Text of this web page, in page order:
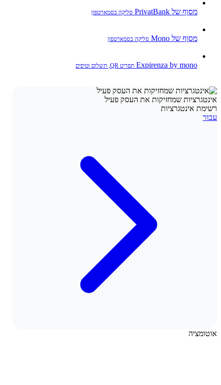
מסוף של PrivatBank סליקה בסמארטפון
מסוף של Mono סליקה בסמארטפון
Expirenza by mono תפריט QR, תשלום וטיפים
אינטגרציות שמחזיקות את העסק פעיל
רשימת אינטגרציות
עבור
אוטומציה